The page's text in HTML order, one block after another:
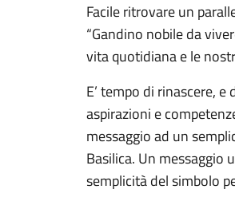
Facile ritrovare un
“Gandino nobile da
vita quotidiana e le
E’ tempo di rinascere,
aspirazioni e
messaggio ad un
Basilica. Un messaggio
semplicità del simbolo